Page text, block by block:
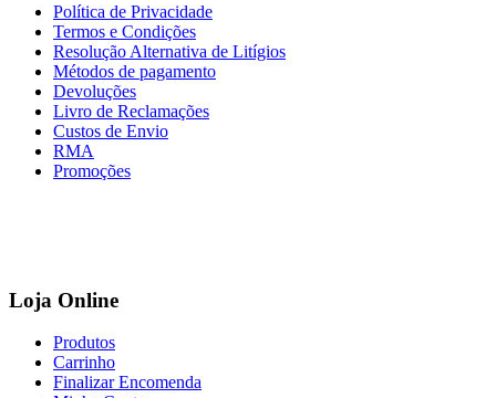
Política de Privacidade
Termos e Condições
Resolução Alternativa de Litígios
Métodos de pagamento
Devoluções
Livro de Reclamações
Custos de Envio
RMA
Promoções
Loja Online
Produtos
Carrinho
Finalizar Encomenda